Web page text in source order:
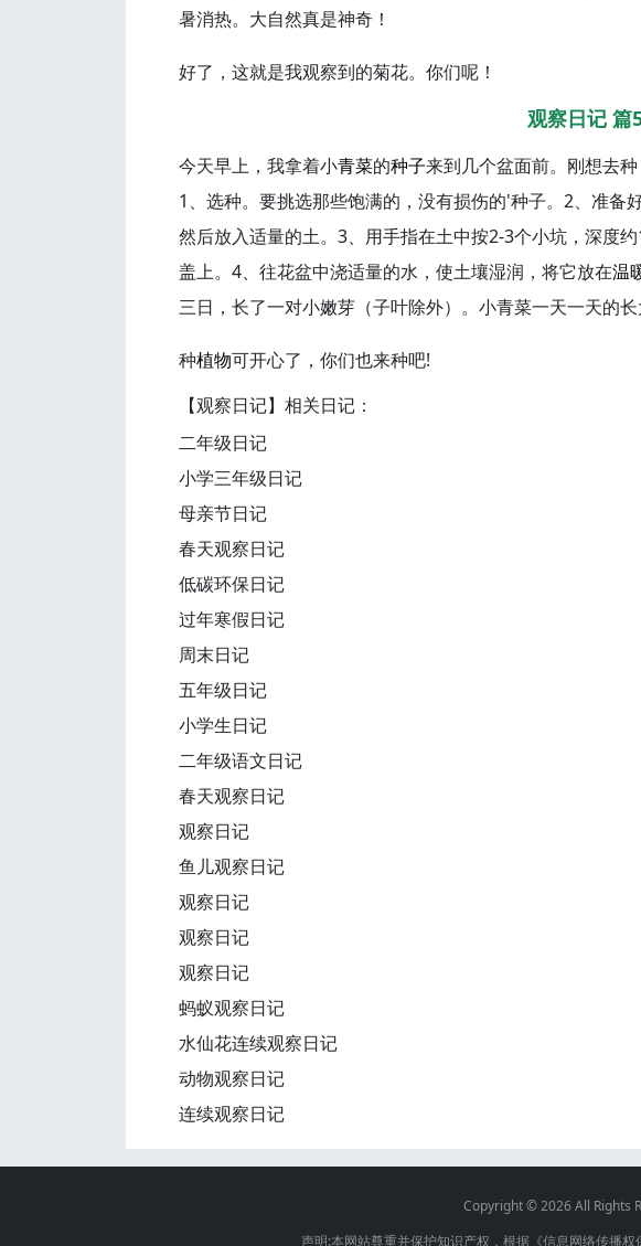
暑消热。大自然真是神奇！
好了，这就是我观察到的菊花。你们呢！
观察日记 篇
今天早上，我拿着小青菜的种子来到几个盆面前。刚想去
1、选种。要挑选那些饱满的，没有损伤的'种子。2、准备
然后放入适量的土。3、用手指在土中按2-3个小坑，深度
盖上。4、往花盆中浇适量的水，使土壤湿润，将它放在温
三日，长了一对小嫩芽（子叶除外）。小青菜一天一天的长
种植物可开心了，你们也来种吧!
【观察日记】相关日记：
二年级日记
小学三年级日记
母亲节日记
春天观察日记
低碳环保日记
过年寒假日记
周末日记
五年级日记
小学生日记
二年级语文日记
春天观察日记
观察日记
鱼儿观察日记
观察日记
观察日记
观察日记
蚂蚁观察日记
水仙花连续观察日记
动物观察日记
连续观察日记
Copyright © 2026 All Rights
声明:本网站尊重并保护知识产权，根据《信息网络传播